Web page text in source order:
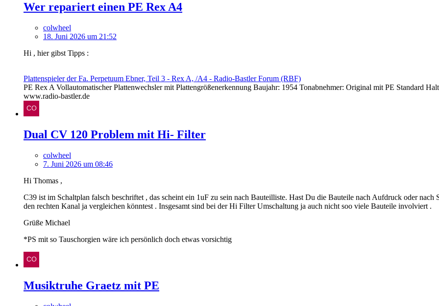
Wer repariert einen PE Rex A4
colwheel
18. Juni 2026 um 21:52
Hi , hier gibst Tipps :
Plattenspieler der Fa. Perpetuum Ebner, Teil 3 - Rex A, /A4 - Radio-Bastler Forum (RBF)
PE Rex A Vollautomatischer Plattenwechsler mit Plattengrößenerkennung Baujahr: 1954 Tonabnehmer: Original mit PE Standard
www.radio-bastler.de
Dual CV 120 Problem mit Hi- Filter
colwheel
7. Juni 2026 um 08:46
Hi Thomas ,
C39 ist im Schaltplan falsch beschriftet , das scheint ein 1uF zu sein nach Bauteilliste. Hast Du die Bauteile nach Aufdruck oder nach
den rechten Kanal ja vergleichen könntest . Insgesamt sind bei der Hi Filter Umschaltung ja auch nicht soo viele Bauteile involviert .
Grüße Michael
*PS mit so Tauschorgien wäre ich persönlich doch etwas vorsichtig
Musiktruhe Graetz mit PE